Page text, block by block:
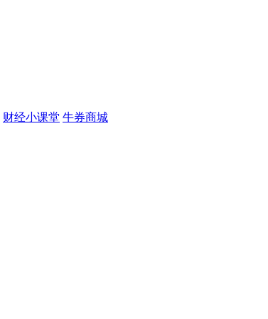
财经小课堂 牛券商城